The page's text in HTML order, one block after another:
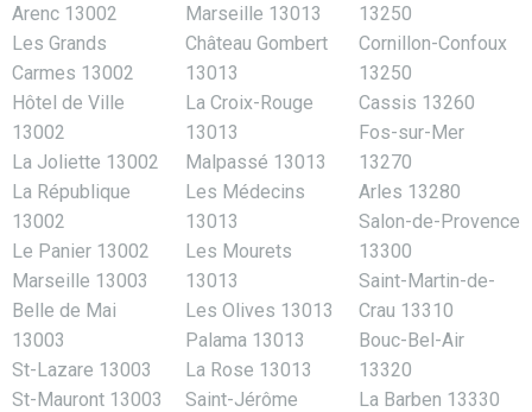
Arenc 13002
Les Grands
Carmes 13002
Hôtel de Ville
13002
La Joliette 13002
La République
13002
Le Panier 13002
Marseille 13003
Belle de Mai
13003
St-Lazare 13003
St-Mauront 13003
Marseille 13013
Château Gombert
13013
La Croix-Rouge
13013
Malpassé 13013
Les Médecins
13013
Les Mourets
13013
Les Olives 13013
Palama 13013
La Rose 13013
Saint-Jérôme
13250
Cornillon-Confoux
13250
Cassis 13260
Fos-sur-Mer
13270
Arles 13280
Salon-de-Provence
13300
Saint-Martin-de-
Crau 13310
Bouc-Bel-Air
13320
La Barben 13330